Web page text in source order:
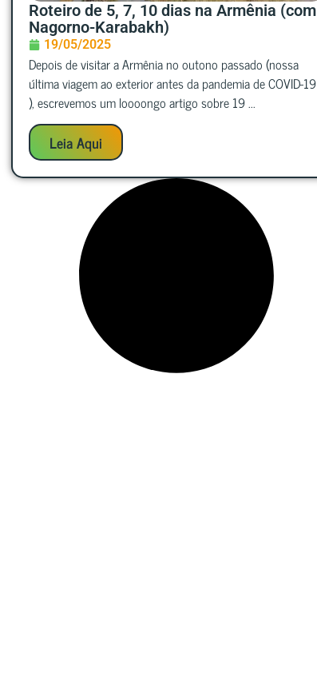
Roteiro de 5, 7, 10 dias na Armênia (com
Nagorno-Karabakh)
19/05/2025
Depois de visitar a Armênia no outono passado (nossa
última viagem ao exterior antes da pandemia de COVID-19
), escrevemos um loooongo artigo sobre 19 ...
Leia Aqui